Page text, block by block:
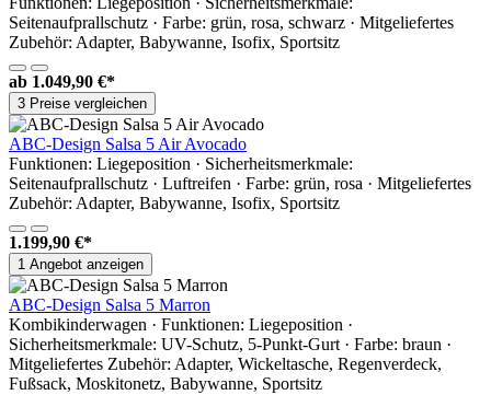
Seitenaufprallschutz · Farbe: grün, rosa, schwarz · Mitgeliefertes
Zubehör: Adapter, Babywanne, Isofix, Sportsitz
ab 1.049,90 €*
3 Preise vergleichen
ABC-Design Salsa 5 Air Avocado
Funktionen: Liegeposition · Sicherheitsmerkmale:
Seitenaufprallschutz · Luftreifen · Farbe: grün, rosa · Mitgeliefertes
Zubehör: Adapter, Babywanne, Isofix, Sportsitz
1.199,90 €*
1 Angebot anzeigen
ABC-Design Salsa 5 Marron
Kombikinderwagen · Funktionen: Liegeposition ·
Sicherheitsmerkmale: UV-Schutz, 5-Punkt-Gurt · Farbe: braun ·
Mitgeliefertes Zubehör: Adapter, Wickeltasche, Regenverdeck,
Fußsack, Moskitonetz, Babywanne, Sportsitz